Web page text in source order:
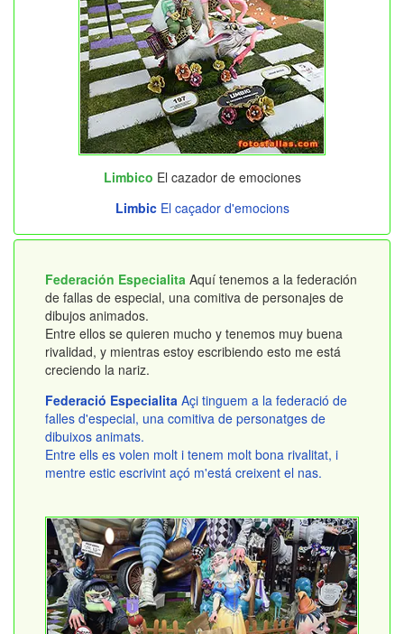
Limbico El cazador de emociones
LimbicEl caçador d'emocions
Federación Especialita Aquí tenemos a la federación
de fallas de especial, una comitiva de personajes de
dibujos animados.
Entre ellos se quieren mucho y tenemos muy buena
rivalidad, y mientras estoy escribiendo esto me está
creciendo la nariz.
Federació Especialita Açi tinguem a la federació de
falles d'especial, una comitiva de personatges de
dibuixos animats.
Entre ells es volen molt i tenem molt bona rivalitat, i
mentre estic escrivint açó m'está creixent el nas.